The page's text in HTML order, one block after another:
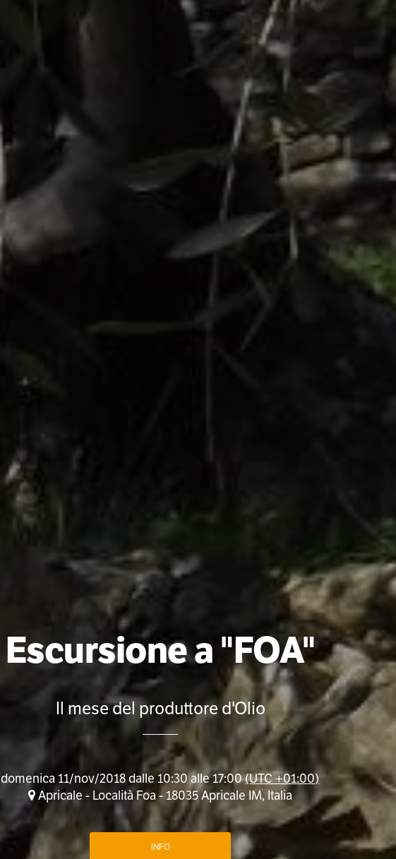
Escursione a "FOA"
Il mese del produttore d'Olio
domenica 11/nov/2018 dalle 10:30 alle 17:00(UTC +01:00)
Apricale - Località Foa - 18035 Apricale IM, Italia
INFO